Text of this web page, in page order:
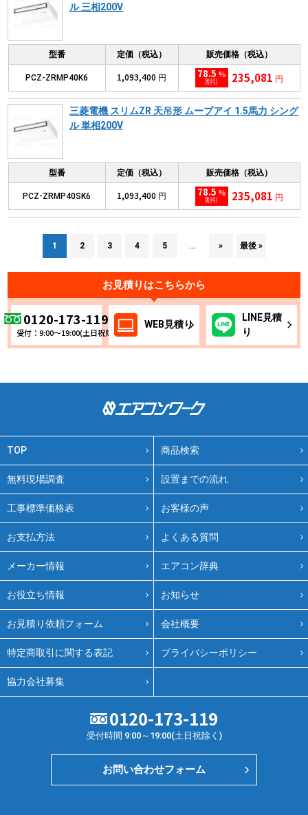
ル 三相200V
型番 定価（税込） 販売価格（税込）
PCZ-ZRMP40K6 1,093,400 円 78.5 %
割引 235,081 円
三菱電機 スリムZR 天吊形 ムーブアイ 1.5馬力 シング
ル 単相200V
型番 定価（税込） 販売価格（税込）
PCZ-ZRMP40SK6 1,093,400 円 78.5 %
割引 235,081 円
1 2 3 4 5 ... » 最後 »
お見積りはこちらから
0120-173-119
受付：9:00～19:00(土日祝除く)
WEB見積り
LINE見積
り
TOP 商品検索
無料現場調査 設置までの流れ
工事標準価格表 お客様の声
お支払方法 よくある質問
メーカー情報 エアコン辞典
お役立ち情報 お知らせ
お見積り依頼フォーム 会社概要
特定商取引に関する表記 プライバシーポリシー
協力会社募集
0120-173-119
受付時間 9:00～19:00(土日祝除く)
お問い合わせフォーム